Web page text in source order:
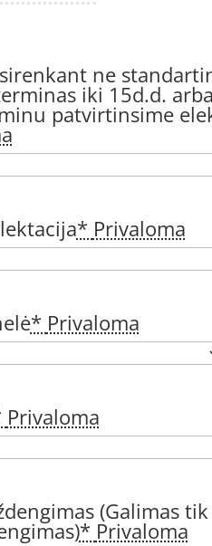
ne
iki 15d.d.
patvirtinsime
* Privaloma
* Privaloma
Privaloma
(Galimas tik
* Privaloma